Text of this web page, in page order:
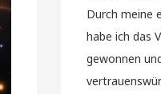
Durch meine
habe ich das
gewonnen